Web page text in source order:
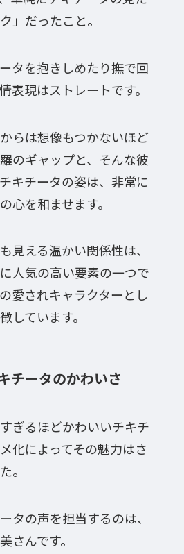
」だったこと。
タを抱きしめたり撫で回
表現はストレートです。
らは想像もつかないほど
のギャップと、そんな彼
キチータの姿は、非常に
心を和ませます。
見える温かい関係性は、
人気の高い要素の一つで
愛されキャラクターとし
しています。
チータのかわいさ
ぎるほどかわいいチキチ
化によってその魅力はさ
。
タの声を担当するのは、
さんです。